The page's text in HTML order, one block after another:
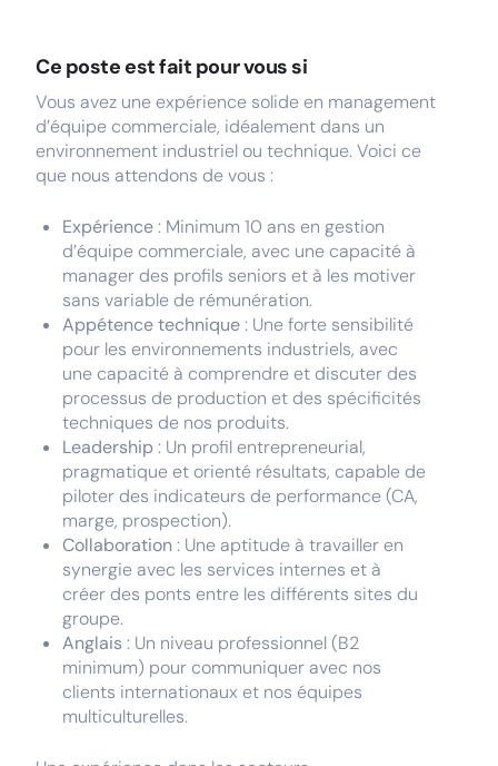
Ce poste est fait pour vous si
Vous avez une expérience solide en management
d’équipe commerciale, idéalement dans un
environnement industriel ou technique. Voici ce
que nous attendons de vous :
Expérience: Minimum 10 ans en gestion
d’équipe commerciale, avec une capacité à
manager des profils seniors et à les motiver
sans variable de rémunération.
Appétence technique: Une forte sensibilité
pour les environnements industriels, avec
une capacité à comprendre et discuter des
processus de production et des spécificités
techniques de nos produits.
Leadership: Un profil entrepreneurial,
pragmatique et orienté résultats, capable de
piloter des indicateurs de performance (CA,
marge, prospection).
Collaboration: Une aptitude à travailler en
synergie avec les services internes et à
créer des ponts entre les différents sites du
groupe.
Anglais : Un niveau professionnel (B2
minimum) pour communiquer avec nos
clients internationaux et nos équipes
multiculturelles.